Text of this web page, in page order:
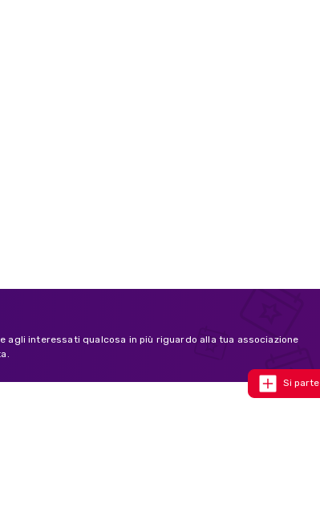
agli interessati qualcosa in più riguardo alla tua associazione
Si parte